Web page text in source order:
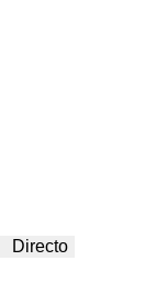
Directo